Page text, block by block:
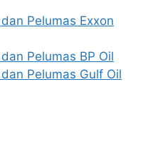
Pelumas Exxon
Pelumas BP Oil
Pelumas Gulf Oil